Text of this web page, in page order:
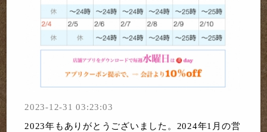
2023-12-31 03:23:03
2023年もありがとうございました。2024年1月の営